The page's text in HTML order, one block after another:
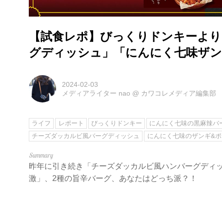
【試食レポ】びっくりドンキーよ
グディッシュ」「にんにく七味ザ
2024-02-03
メディアライター nao @ カワコレメディア編集部
ライフ レポート びっくりドンキー
にんにく七味の黒麻辣バ
チーズダッカルビ風バーグディッシュ
にんにく七味のザンギ&ポ
昨年に引き続き「チーズダッカルビ風ハンバーグディ
激」、2種の旨辛バーグ、あなたはどっち派？！